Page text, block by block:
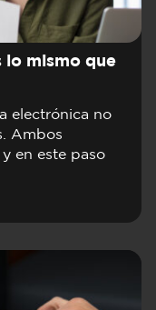
lo mismo que
electrónica no
Ambos
en este paso